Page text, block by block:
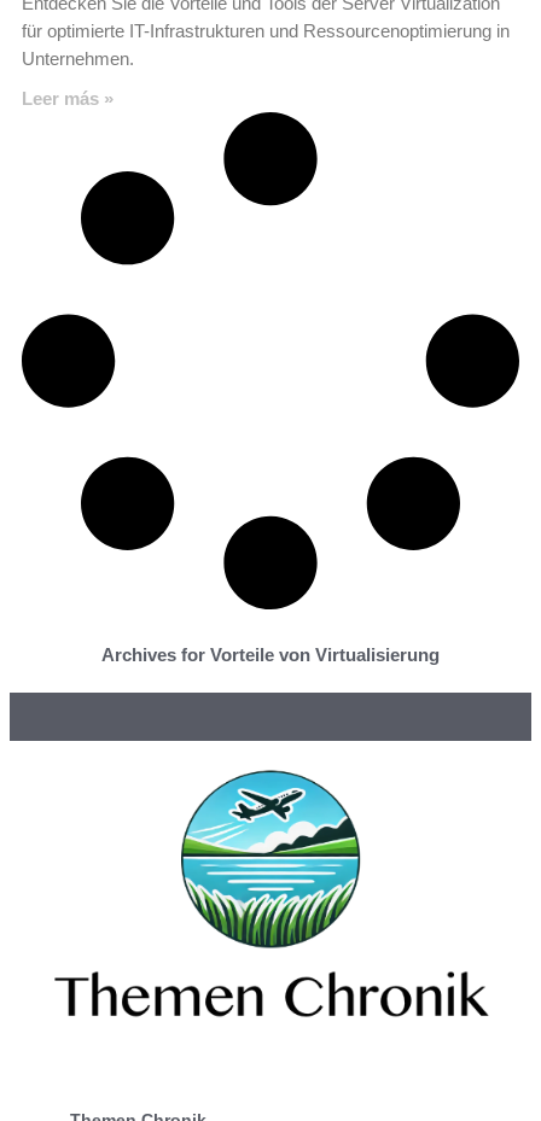
für optimierte IT-Infrastrukturen und Ressourcenoptimierung in
Unternehmen.
Leer más »
Archives for Vorteile von Virtualisierung